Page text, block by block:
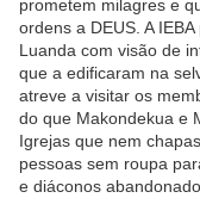
prometem milagres e
ordens a DEUS. A
Luanda com visão de
que a edificaram na
atreve a visitar os
do que Makondekua e
Igrejas que nem
pessoas sem roupa
e diáconos